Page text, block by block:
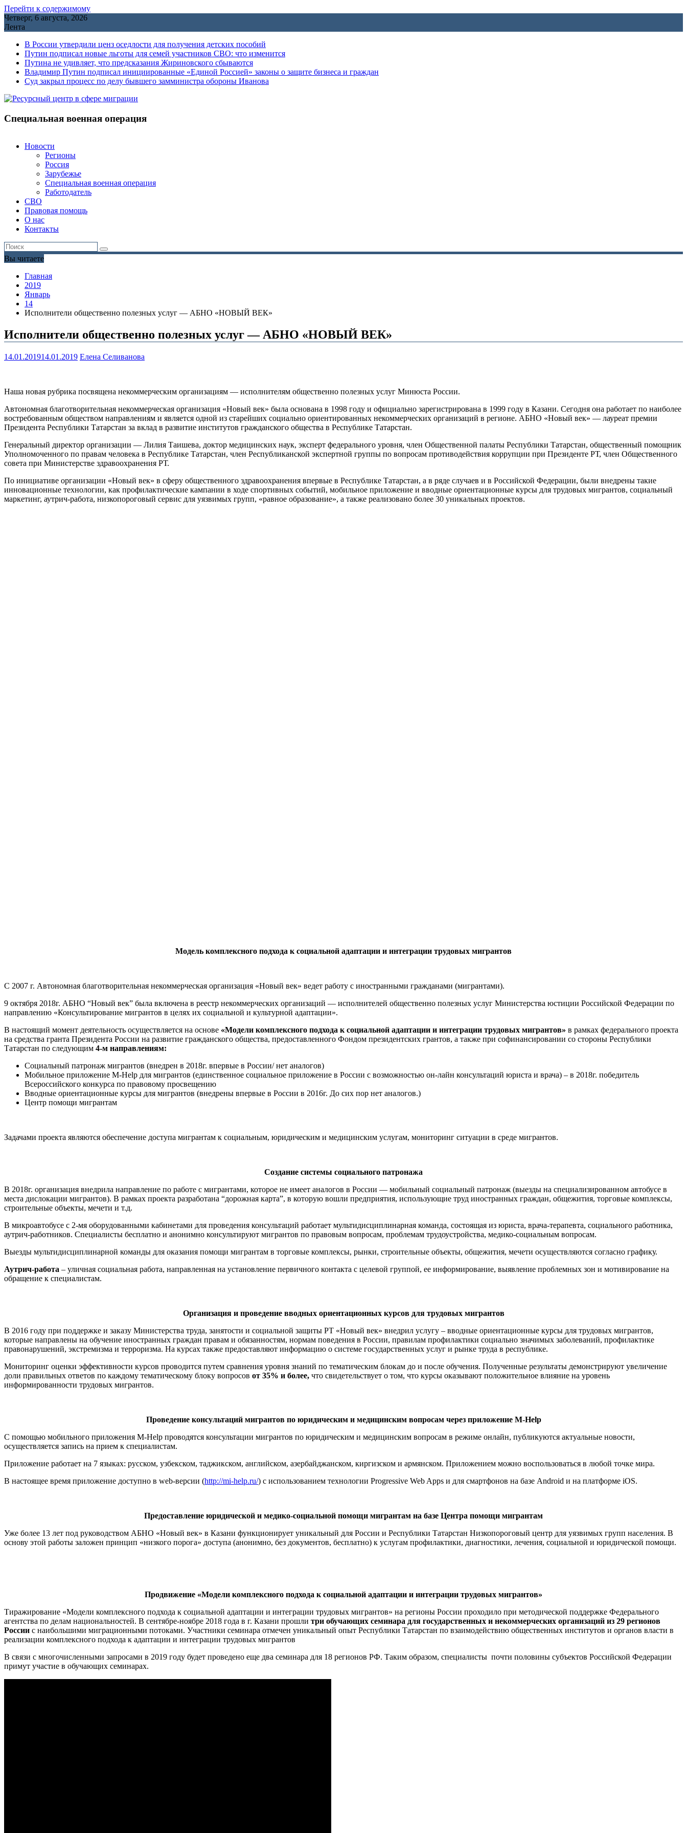
Перейти к содержимому
Четверг, 6 августа, 2026
Лента
В России утвердили ценз оседлости для получения детских пособий
Путин подписал новые льготы для семей участников СВО: что изменится
Путина не удивляет, что предсказания Жириновского сбываются
Владимир Путин подписал инициированные «Единой Россией» законы о защите бизнеса и граждан
Cуд закрыл процесс по делу бывшего замминистра обороны Иванова
Специальная военная операция
Новости
Регионы
Россия
Зарубежье
Специальная военная операция
Работодатель
СВО
Правовая помощь
О нас
Контакты
Вы читаете
Главная
2019
Январь
14
Исполнители общественно полезных услуг — АБНО «НОВЫЙ ВЕК»
Исполнители общественно полезных услуг — АБНО «НОВЫЙ ВЕК»
14.01.201914.01.2019 Елена Селиванова
Наша новая рубрика посвящена некоммерческим организациям — исполнителям общественно полезных услуг Минюста России.
Автономная благотворительная некоммерческая организация «Новый век» была основана в 1998 году и официально зарегистрирована в 1999 году в Казани. Сегодня она работает по наиболее
востребованным обществом направлениям и является одной из старейших социально ориентированных некоммерческих организаций в регионе. АБНО «Новый век» — лауреат премии
Президента Республики Татарстан за вклад в развитие институтов гражданского общества в Республике Татарстан.
Генеральный директор организации — Лилия Таишева, доктор медицинских наук, эксперт федерального уровня, член Общественной палаты Республики Татарстан, общественный помощник
Уполномоченного по правам человека в Республике Татарстан, член Республиканской экспертной группы по вопросам противодействия коррупции при Президенте РТ, член Общественного
совета при Министерстве здравоохранения РТ.
По инициативе организации «Новый век» в сферу общественного здравоохранения впервые в Республике Татарстан, а в ряде случаев и в Российской Федерации, были внедрены такие
инновационные технологии, как профилактические кампании в ходе спортивных событий, мобильное приложение и вводные ориентационные курсы для трудовых мигрантов, социальный
маркетинг, аутрич-работа, низкопороговый сервис для уязвимых групп, «равное образование», а также реализовано более 30 уникальных проектов.
Модель комплексного подхода к социальной адаптации и интеграции трудовых мигрантов
С 2007 г. Автономная благотворительная некоммерческая организация «Новый век» ведет работу с иностранными гражданами (мигрантами).
9 октября 2018г. АБНО “Новый век” была включена в реестр некоммерческих организаций — исполнителей общественно полезных услуг Министерства юстиции Российской Федерации по
направлению «Консультирование мигрантов в целях их социальной и культурной адаптации».
В настоящий момент деятельность осуществляется на основе «Модели комплексного подхода к социальной адаптации и интеграции трудовых мигрантов» в рамках федерального проекта
на средства гранта Президента России на развитие гражданского общества, предоставленного Фондом президентских грантов, а также при софинансировании со стороны Республики
Татарстан по следующим 4-м направлениям:
Социальный патронаж мигрантов (внедрен в 2018г. впервые в России/ нет аналогов)
Мобильное приложение М-Help для мигрантов (единственное социальное приложение в России с возможностью он-лайн консультаций юриста и врача) – в 2018г. победитель
Всероссийского конкурса по правовому просвещению
Вводные ориентационные курсы для мигрантов (внедрены впервые в России в 2016г. До сих пор нет аналогов.)
Центр помощи мигрантам
Задачами проекта являются обеспечение доступа мигрантам к социальным, юридическим и медицинским услугам, мониторинг ситуации в среде мигрантов.
Создание системы социального патронажа
В 2018г. организация внедрила направление по работе с мигрантами, которое не имеет аналогов в России — мобильный социальный патронаж (выезды на специализированном автобусе в
места дислокации мигрантов). В рамках проекта разработана “дорожная карта”, в которую вошли предприятия, использующие труд иностранных граждан, общежития, торговые комплексы,
строительные объекты, мечети и т.д.
В микроавтобусе с 2-мя оборудованными кабинетами для проведения консультаций работает мультидисциплинарная команда, состоящая из юриста, врача-терапевта, социального работника,
аутрич-работников. Специалисты бесплатно и анонимно консультируют мигрантов по правовым вопросам, проблемам трудоустройства, медико-социальным вопросам.
Выезды мультидисциплинарной команды для оказания помощи мигрантам в торговые комплексы, рынки, строительные объекты, общежития, мечети осуществляются согласно графику.
Аутрич-работа – уличная социальная работа, направленная на установление первичного контакта с целевой группой, ее информирование, выявление проблемных зон и мотивирование на
обращение к специалистам.
Организация и проведение вводных ориентационных курсов для трудовых мигрантов
В 2016 году при поддержке и заказу Министерства труда, занятости и социальной защиты РТ «Новый век» внедрил услугу – вводные ориентационные курсы для трудовых мигрантов,
которые направлены на обучение иностранных граждан правам и обязанностям, нормам поведения в России, правилам профилактики социально значимых заболеваний, профилактике
правонарушений, экстремизма и терроризма. На курсах также предоставляют информацию о системе государственных услуг и рынке труда в республике.
Мониторинг оценки эффективности курсов проводится путем сравнения уровня знаний по тематическим блокам до и после обучения. Полученные результаты демонстрируют увеличение
доли правильных ответов по каждому тематическому блоку вопросов от 35% и более, что свидетельствует о том, что курсы оказывают положительное влияние на уровень
информированности трудовых мигрантов.
Проведение консультаций мигрантов по юридическим и медицинским вопросам через приложение M-Help
С помощью мобильного приложения M-Help проводятся консультации мигрантов по юридическим и медицинским вопросам в режиме онлайн, публикуются актуальные новости,
осуществляется запись на прием к специалистам.
Приложение работает на 7 языках: русском, узбекском, таджикском, английском, азербайджанском, киргизском и армянском. Приложением можно воспользоваться в любой точке мира.
В настоящее время приложение доступно в web-версии (http://mi-help.ru/) с использованием технологии Progressive Web Apps и для смартфонов на базе Android и на платформе iOS.
Предоставление юридической и медико-социальной помощи мигрантам на базе Центра помощи мигрантам
Уже более 13 лет под руководством АБНО «Новый век» в Казани функционирует уникальный для России и Республики Татарстан Низкопороговый центр для уязвимых групп населения. В
основу этой работы заложен принцип «низкого порога» доступа (анонимно, без документов, бесплатно) к услугам профилактики, диагностики, лечения, социальной и юридической помощи.
Продвижение «Модели комплексного подхода к социальной адаптации и интеграции трудовых мигрантов»
Тиражирование «Модели комплексного подхода к социальной адаптации и интеграции трудовых мигрантов» на регионы России проходило при методической поддержке Федерального
агентства по делам национальностей. В сентябре-ноябре 2018 года в г. Казани прошли три обучающих семинара для государственных и некоммерческих организаций из 29 регионов
России с наибольшими миграционными потоками. Участники семинара отмечен уникальный опыт Республики Татарстан по взаимодействию общественных институтов и органов власти в
реализации комплексного подхода к адаптации и интеграции трудовых мигрантов
В связи с многочисленными запросами в 2019 году будет проведено еще два семинара для 18 регионов РФ. Таким образом, специалисты почти половины субъектов Российской Федерации
примут участие в обучающих семинарах.